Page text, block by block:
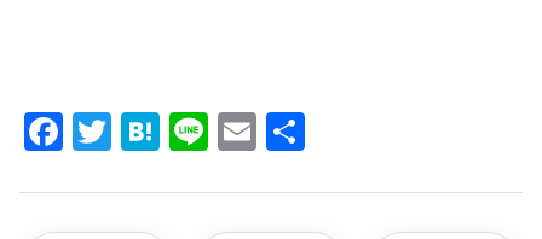
Facebook
Twitter
Hatena
LineEmail